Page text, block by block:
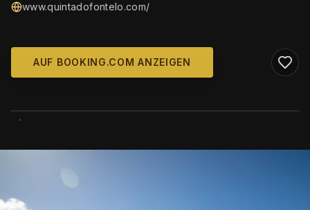
www.quintadofontelo.com/
AUF BOOKING.COM ANZEIGEN